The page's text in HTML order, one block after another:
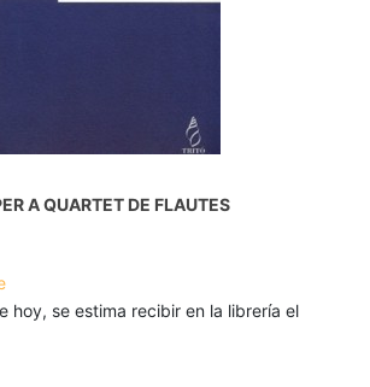
A QUARTET DE FLAUTES
hoy, se estima recibir en la librería el